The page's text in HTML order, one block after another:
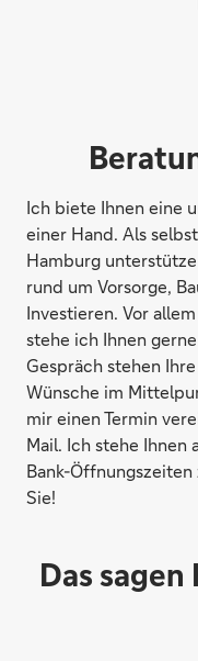
Ich biete Ihnen eine
einer Hand. Als
Hamburg
rund um Vorsorge,
Investieren. Vor
stehe ich Ihnen
Gespräch stehen
Wünsche im
mir einen Termin
Mail. Ich stehe Ihnen
Bank-
Sie!
Das